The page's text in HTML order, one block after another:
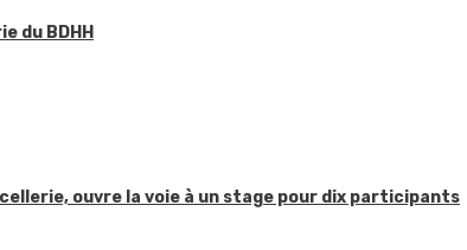
du BDHH
ouvre la voie à un stage pour dix participants